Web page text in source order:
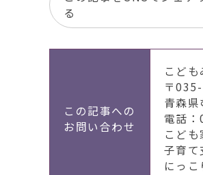
る
この記事への
お問い合わせ
こど
〒
青森
電話
こど
子育
にっ